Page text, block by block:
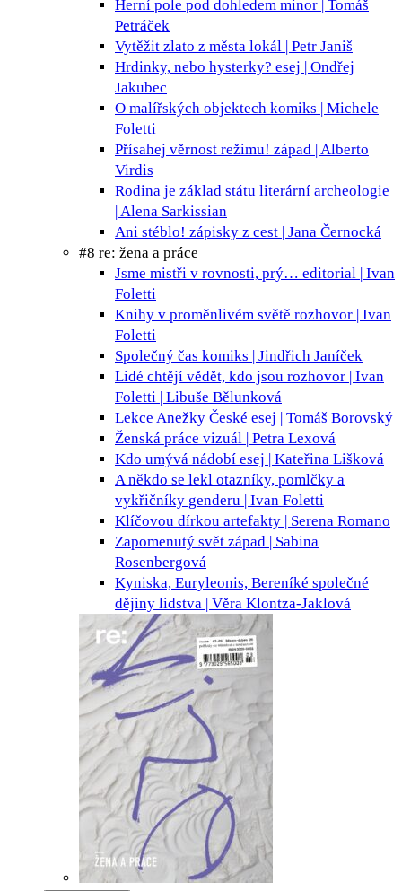
Herní pole pod dohledem minor | Tomáš
Petráček
Vytěžit zlato z města lokál | Petr Janiš
Hrdinky, nebo hysterky? esej | Ondřej
Jakubec
O malířských objektech komiks | Michele
Foletti
Přísahej věrnost režimu! západ | Alberto
Virdis
Rodina je základ státu literární archeologie
| Alena Sarkissian
Ani stéblo! zápisky z cest | Jana Černocká
#8 re: žena a práce
Jsme mistři v rovnosti, prý… editorial | Ivan
Foletti
Knihy v proměnlivém světě rozhovor | Ivan
Foletti
Společný čas komiks | Jindřich Janíček
Lidé chtějí vědět, kdo jsou rozhovor | Ivan
Foletti | Libuše Bělunková
Lekce Anežky České esej | Tomáš Borovský
Ženská práce vizuál | Petra Lexová
Kdo umývá nádobí esej | Kateřina Lišková
A někdo se lekl otazníky, pomlčky a
vykřičníky genderu | Ivan Foletti
Klíčovou dírkou artefakty | Serena Romano
Zapomenutý svět západ | Sabina
Rosenbergová
Kyniska, Euryleonis, Bereníké společné
dějiny lidstva | Věra Klontza-Jaklová